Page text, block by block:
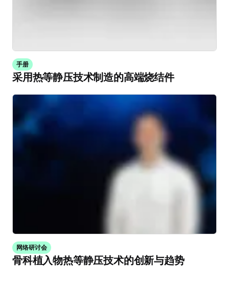
手册
采用热等静压技术制造的高端烧结件
网络研讨会
骨科植入物热等静压技术的创新与趋势